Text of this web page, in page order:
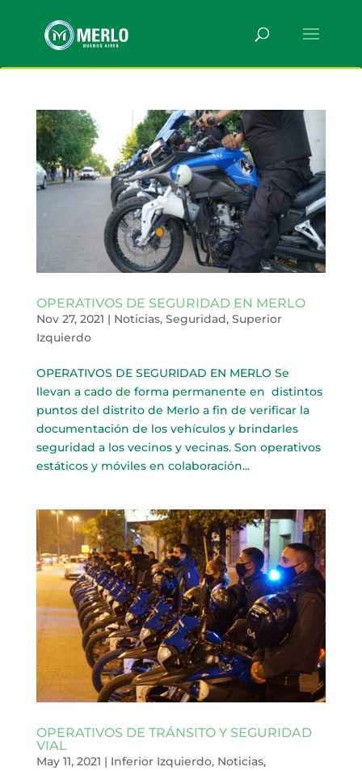
OPERATIVOS DE SEGURIDAD EN MERLO
Nov 27, 2021 | Noticias, Seguridad, Superior
Izquierdo
OPERATIVOS DE SEGURIDAD EN MERLO Se
llevan a cado de forma permanente en distintos
puntos del distrito de Merlo a fin de verificar la
documentación de los vehículos y brindarles
seguridad a los vecinos y vecinas. Son operativos
estáticos y móviles en colaboración...
OPERATIVOS DE TRÁNSITO Y SEGURIDAD
VIAL
May 11, 2021 | Inferior Izquierdo, Noticias,